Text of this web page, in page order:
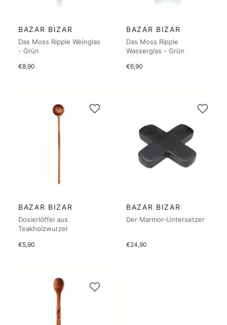
BAZAR BIZAR
Das Moss Ripple Weinglas
- Grün
€8,90
BAZAR BIZAR
Das Moss Ripple
Wasserglas - Grün
€6,90
BAZAR BIZAR
Dosierlöffel aus
Teakholzwurzel
€5,90
BAZAR BIZAR
Der Marmor-Untersetzer
€24,90